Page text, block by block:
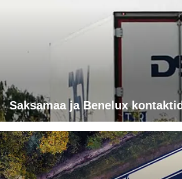
Saksamaa ja Benelux kontaktid